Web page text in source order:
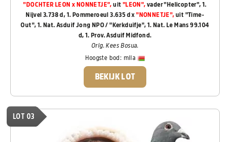
"DOCHTER LEON x NONNETJE", uit "LEON", vader "Helicopter", 1.
Nijvel 3.738 d, 1. Pommeroeul 3.635 d x"NONNETJE", uit "Time-
Out", 1. Nat. Asduif Jong NPO / "Kerkduifje", 1. Nat. Le Mans 99.104
d, 1. Prov. Asduif Midfond.
Orig. Kees Bosua.
Hoogste bod: mila
BEKIJK LOT
LOT 03